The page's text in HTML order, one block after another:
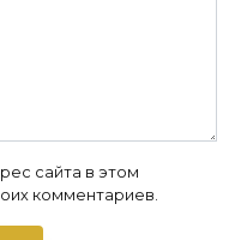
сайта в этом
комментариев.